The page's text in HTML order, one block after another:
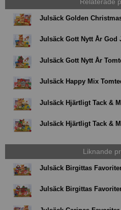
Relaterade
Julsäck Golden
Julsäck Gott Nytt År God
Julsäck Gott Nytt År
Julsäck Happy Mix
Julsäck Hjärtligt Tack &
Julsäck Hjärtligt Tack &
Liknande
Julsäck Birgittas
Julsäck Birgittas